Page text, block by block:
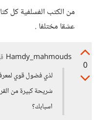
من الكتب الفسلفية كل
عشقا مختلفا .
0
Hamdy_mahmouds
لذي فضول قوي
شريحة كبيرة من
اسبابك؟